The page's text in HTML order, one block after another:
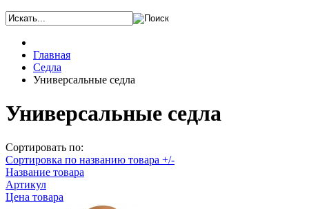
Главная
Седла
Универсальные седла
Универсальные седла
Сортировать по:
Сортировка по названию товара +/-
Название товара
Артикул
Цена товара